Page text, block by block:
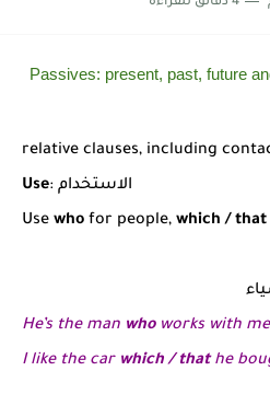
Passives: present, past, future
relative clauses, including
Use : الاستخدام
Use who for people, which / that
He’s the man whoworks with
I like the car which / thathe